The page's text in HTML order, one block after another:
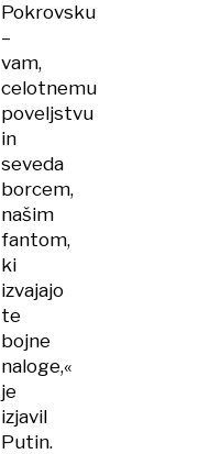
Pokrovsku
–
vam,
celotnemu
poveljstvu
in
seveda
borcem,
našim
fantom,
ki
izvajajo
te
bojne
naloge,«
je
izjavil
Putin.